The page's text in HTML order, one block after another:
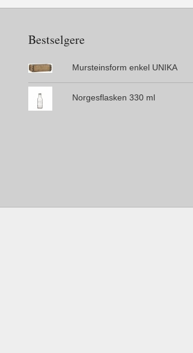
Bestselgere
Mursteinsform enkel UNIKA
Norgesflasken 330 ml